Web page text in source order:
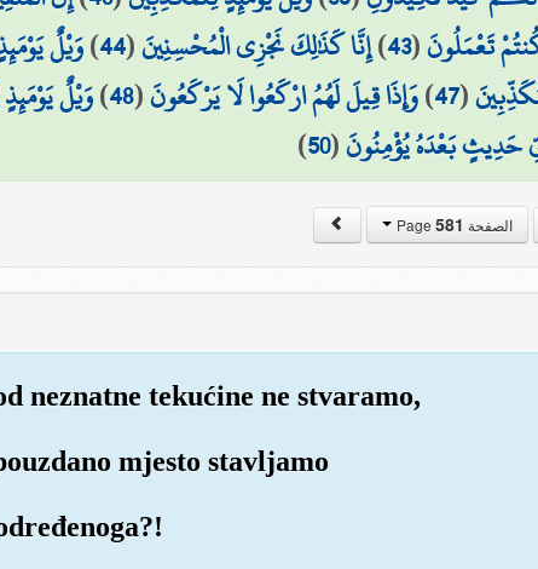
تَعْمَلُونَ(
43
)إِنَّا كَذَٰلِكَ نَجْزِي الْمُحْسِنِينَ(
44
)وَيْلٌ
(
47
)وَإِذَا قِيلَ لَهُمُ ارْكَعُوا لَا يَرْكَعُونَ(
48
)وَيْلٌ
حَدِيثٍ بَعْدَهُ يُؤْمِنُونَ(
50
)
الصفحة Page 581
neznatne tekućine ne stvaramo,
mjesto stavljamo